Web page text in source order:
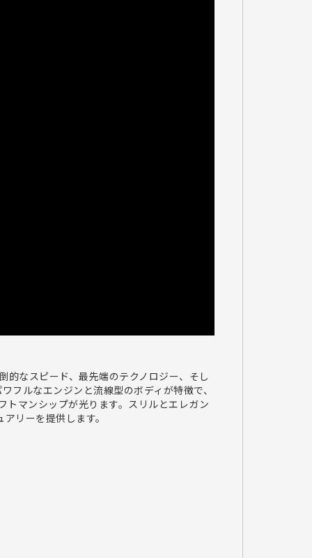
なスピード、最先端のテクノロジー、そし
ルなエンジンと流線型のボディが特徴で、
トマンシップが光ります。スリルとエレガン
アリーを提供します。